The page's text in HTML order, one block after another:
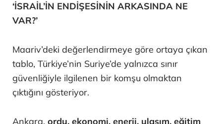
‘İSRAİL’İN ENDİŞESİNİN ARKASINDA NE
VAR?’
Maariv’deki değerlendirmeye göre ortaya çıkan
tablo, Türkiye’nin Suriye’de yalnızca sınır
güvenliğiyle ilgilenen bir komşu olmaktan
çıktığını gösteriyor.
Ankara, ordu, ekonomi, enerji, ulaşım, eğitim